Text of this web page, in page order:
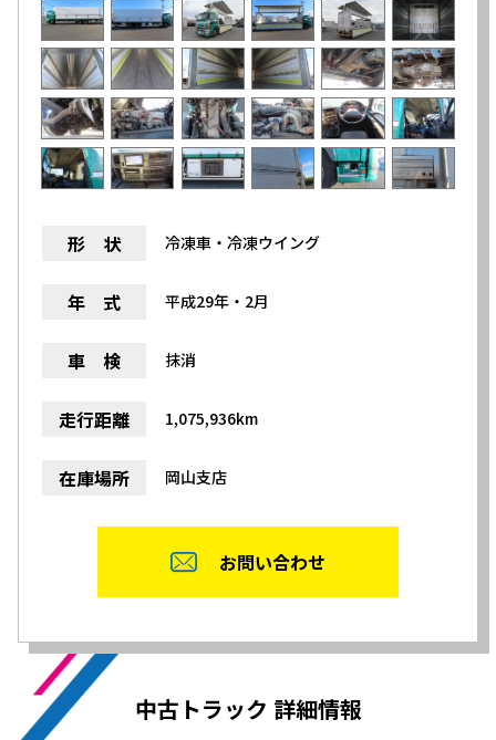
形 状 冷凍車・冷凍ウイング
年 式 平成29年・2月
車 検 抹消
走行距離 1,075,936km
在庫場所 岡山支店
お問い合わせ
中古トラック 詳細情報